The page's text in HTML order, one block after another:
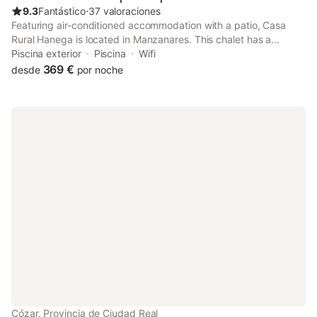
9.3Fantástico⋅37 valoraciones
Featuring air-conditioned accommodation with a patio, Casa
Rural Hanega is located in Manzanares. This chalet has a
private pool, a garden, barbecue facilities, free WiFi and free
private parking. Outdoor seating is also available at the chalet.
Piscina exterior Piscina
Wifi
desde 369 € por noche
Cózar, Provincia de Ciudad Real